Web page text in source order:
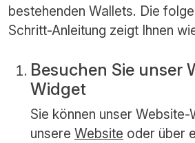
bestehenden Wallets. Die
Schritt-Anleitung zeigt Ihnen
Besuchen Sie unser
Widget
Sie können unser
unsere Website oder über